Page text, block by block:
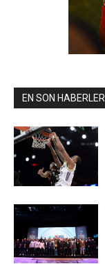
EN SON HABERLER